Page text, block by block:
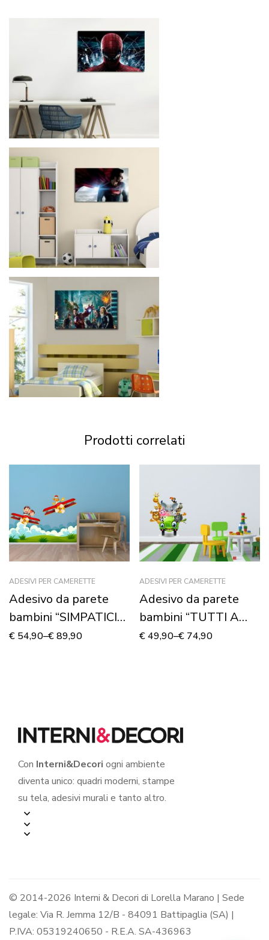
Prodotti correlati
ADESIVI PER CAMERETTE
Adesivo da parete
bambini “SIMPATICI
AEREI IN VOLO” –
€ 54,90–€89,90
ADESIVI PER CAMERETTE
Adesivo da parete
bambini “TUTTI A
BORDO!” – Adesivo
€49,90–€ 74,90
Con Interni&Decori ogni ambiente
diventa unico: quadri moderni, stampe
su tela, adesivi murali e tanto altro.
© 2014-2026 Interni & Decori di Lorella Marano | Sede
legale: Via R. Jemma 12/B - 84091 Battipaglia (SA) |
P.IVA: 05319240650 - R.E.A. SA-436963